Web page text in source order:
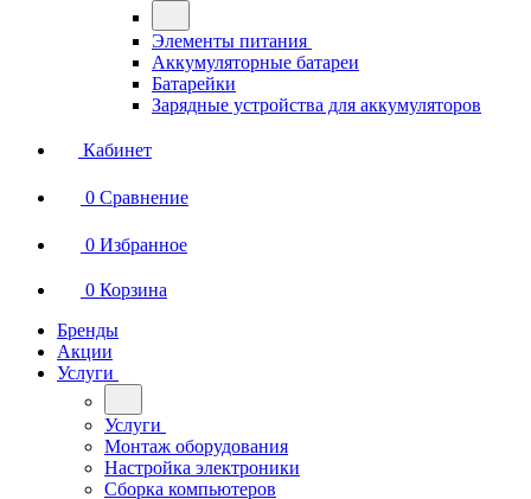
Элементы питания
Аккумуляторные батареи
Батарейки
Зарядные устройства для аккумуляторов
Кабинет
0 Сравнение
0 Избранное
0 Корзина
Бренды
Акции
Услуги
Услуги
Монтаж оборудования
Настройка электроники
Сборка компьютеров